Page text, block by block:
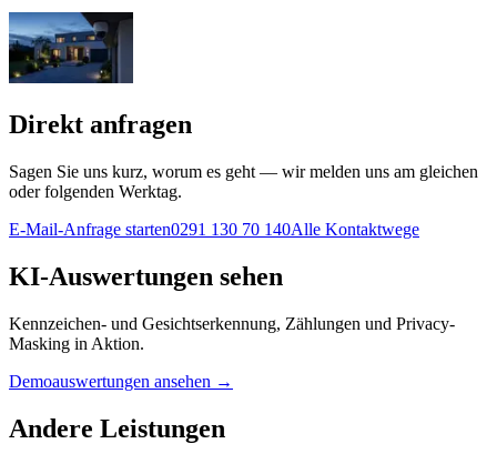
Direkt anfragen
Sagen Sie uns kurz, worum es geht — wir melden uns am gleichen
oder folgenden Werktag.
E-Mail-Anfrage starten0291 130 70 140Alle Kontaktwege
KI-Auswertungen sehen
Kennzeichen- und Gesichtserkennung, Zählungen und Privacy-
Masking in Aktion.
Demoauswertungen ansehen →
Andere Leistungen